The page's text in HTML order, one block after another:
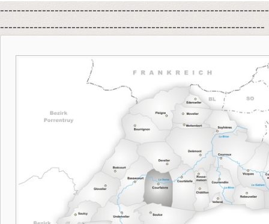
---------------------------------------------------------------